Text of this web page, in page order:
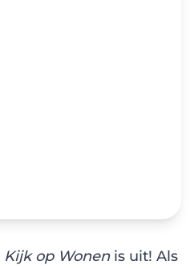
Kijk op Wonenis uit! Als